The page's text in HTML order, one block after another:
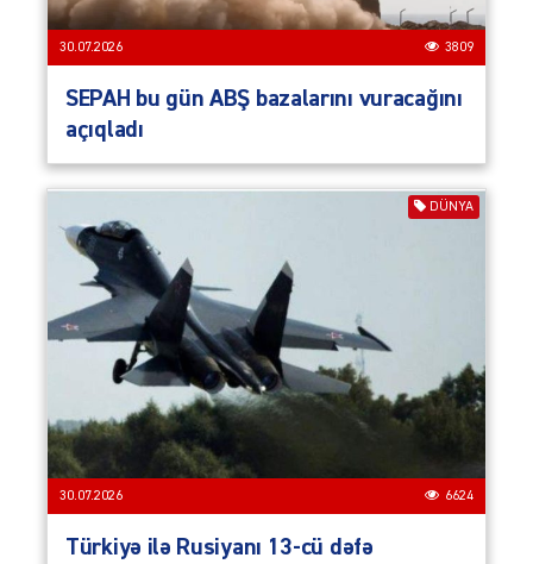
30.07.2026 3809
SEPAH bu gün ABŞ bazalarını vuracağını
açıqladı
DÜNYA
30.07.2026 6624
Türkiyə ilə Rusiyanı 13-cü dəfə